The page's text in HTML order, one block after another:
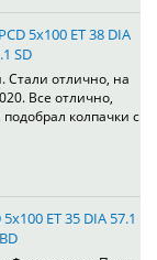
5x100 ET 38 DIA
SD
Стали отлично, на
Все отлично,
колпачки с
ET 35 DIA 57.1
BD